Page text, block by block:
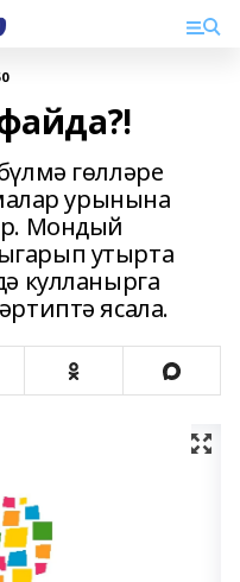
гөлләре
урынына
Мондый
утырта
кулланырга
ясала.